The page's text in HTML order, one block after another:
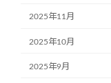
2025年11月
2025年10月
2025年9月